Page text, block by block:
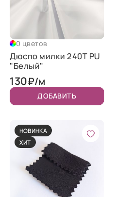
0 цветов
Дюспо милки 240T PU
"Белый"
130₽/м
ДОБАВИТЬ
НОВИНКА
ХИТ